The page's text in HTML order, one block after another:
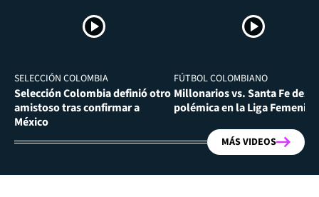
SELECCIÓN COLOMBIA
Selección Colombia definió otro
amistoso tras confirmar a
México
FÚTBOL COLOMBIANO
Millonarios vs. Santa Fe
polémica en la Liga Femenina
MÁS VIDEOS